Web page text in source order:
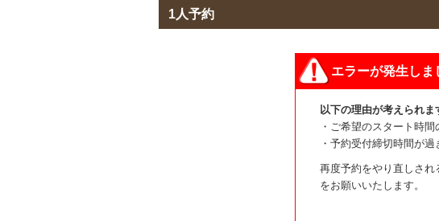
1人予約
エラーが発生しま
以下の理由が考えられま
・ご希望のスタート時
・予約受付締切時間が過
再度予約をやり直しさ
をお願いいたします。